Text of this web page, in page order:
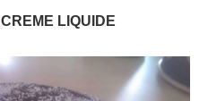
CREME LIQUIDE